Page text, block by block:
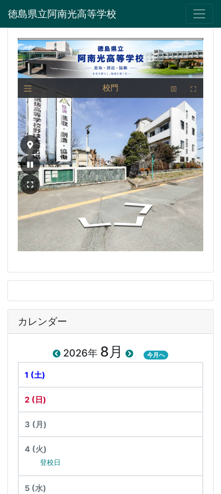
徳島県立阿南光高等学校
カレンダー
2026年 8月 今月へ
1 (土)
2 (日)
3 (月)
4 (火)
登校日
5 (水)